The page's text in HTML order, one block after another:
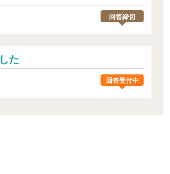
回答締切
た
回答受付中